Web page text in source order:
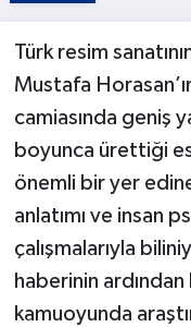
Türk resim
Mustafa
camiasında geniş
boyunca ürettiği
önemli bir yer
anlatımı ve insan
çalışmalarıyla
haberinin
kamuoyunda